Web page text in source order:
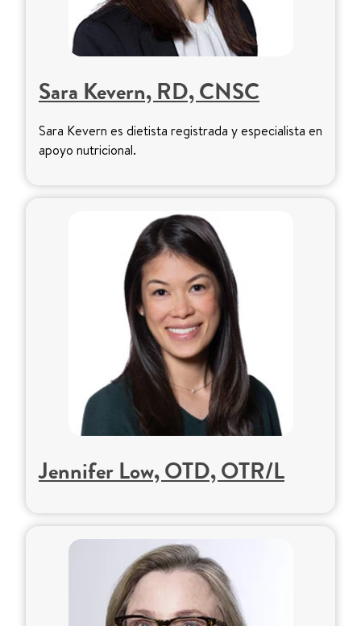
Sara Kevern, RD, CNSC
Sara Kevern es dietista registrada y especialista en
apoyo nutricional.
Jennifer Low, OTD, OTR/L